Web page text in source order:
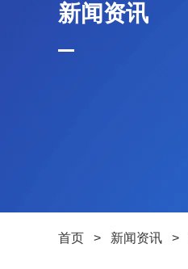
新闻资讯
首页 > 新闻资讯 >